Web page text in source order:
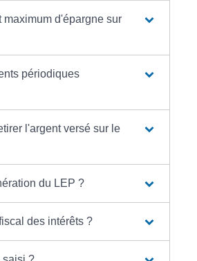
maximum d'épargne sur
périodiques
l'argent versé sur le
du LEP ?
des intérêts ?